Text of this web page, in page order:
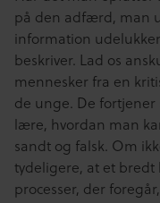
på den adfærd, man
information
beskriver. Lad os
mennesker fra en
de unge. De
lære, hvordan man
sandt og falsk. Om
tydeligere, at et
processer, der